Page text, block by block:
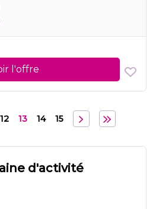
l'offre
12 13 14 15
d'activité